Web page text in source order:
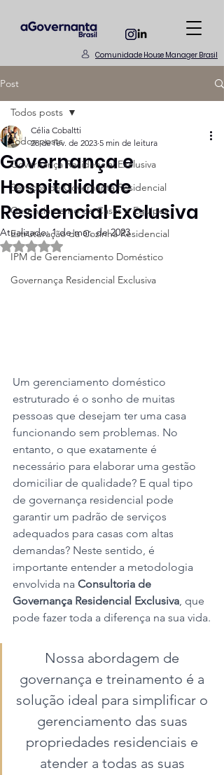
Comunidade House Manager Brasil
Post
Todos posts
Governança Residencial Exclusiva
Serviços de Governanta Residencial
Gerenciamento de Casas e Equipes
Estruturação da Cozinha Residencial
IPM de Gerenciamento Doméstico
Governança Residencial Exclusiva
Todos posts
Governança e
Hospitalidade
Residencial Exclusiva
Célia Cobaltti
28 de fev. de 2023 5 min de leitura
Atualizado:1 de mar. de 2023
Avaliado com NaN de 5 estrelas.
Um gerenciamento doméstico
estruturado é o sonho de muitas
pessoas que desejam ter uma casa
funcionando sem problemas. No
entanto, o que exatamente é
necessário para elaborar uma gestão
domiciliar de qualidade? E qual tipo
de governança residencial pode
garantir um padrão de serviços
adequados para casas com altas
demandas? Neste sentido, é
importante entender a metodologia
envolvida na Consultoria de
Governança Residencial Exclusiva, que
pode fazer toda a diferença na sua vida.
Nossa abordagem de
governança e treinamento é a
solução ideal para simplificar o
gerenciamento das suas
propriedades residenciais e
atender a todas as suas